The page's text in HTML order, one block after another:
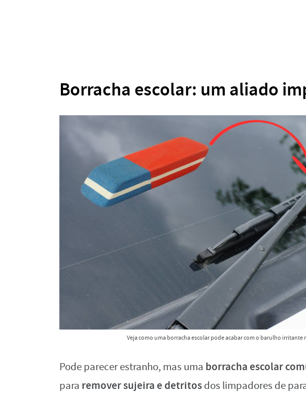
Borracha escolar: um aliado
Veja como uma borracha escolar pode acabar com o barulho
Pode parecer estranho, mas uma borracha escolar
para remover sujeira e detritosdos limpadores de